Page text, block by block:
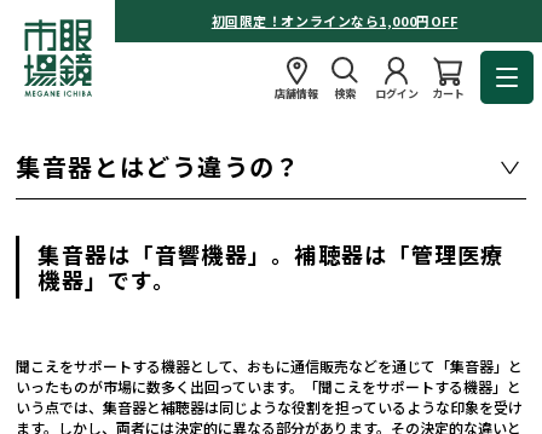
初回限定！オンラインなら1,000円OFF
店舗情報 検索 ログイン カート
集音器とはどう違うの？
集音器は「音響機器」。補聴器は「管理医療
機器」です。
聞こえをサポートする機器として、おもに通信販売などを通じて「集音器」と
いったものが市場に数多く出回っています。「聞こえをサポートする機器」と
いう点では、集音器と補聴器は同じような役割を担っているような印象を受け
ます。しかし、両者には決定的に異なる部分があります。その決定的な違いと